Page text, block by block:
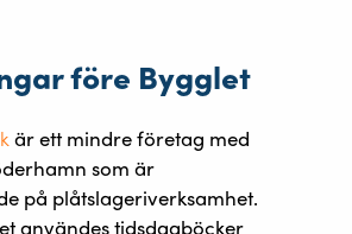
före Bygglet
är ett mindre företag med
som är
på plåtslageriverksamhet.
användes tidsdagböcker